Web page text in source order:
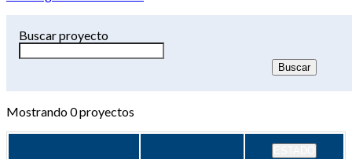
Buscar proyecto
Mostrando0proyectos